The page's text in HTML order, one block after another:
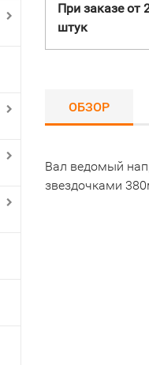
При заказе от
штук
ОБЗОР
Вал ведомый
звездочками